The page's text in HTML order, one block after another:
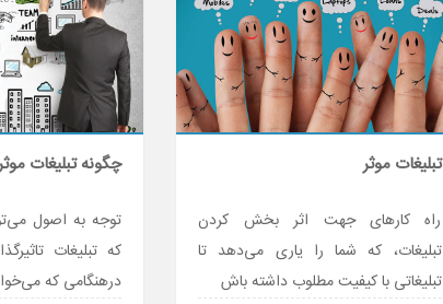
تبلیغات موثر
راه کارهای جهت اثر بخش کردن
تبلیغات، که شما را یاری می‌دهد تا
تبلیغاتی با کیفیت مطلوب داشته باش
چگونه تبلیغات
توجه به اصول
که تبلیغات
درهنگامی که